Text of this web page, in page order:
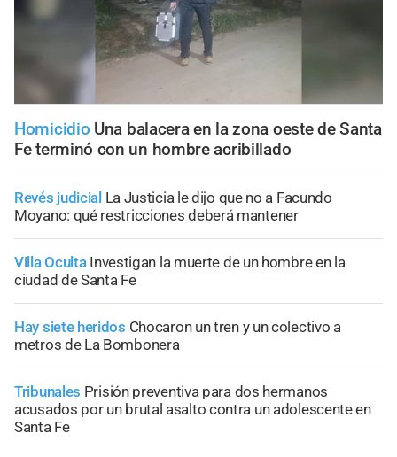
Homicidio Una balacera en la zona oeste de Santa
Fe terminó con un hombre acribillado
Revés judicial La Justicia le dijo que no a Facundo
Moyano: qué restricciones deberá mantener
Villa Oculta Investigan la muerte de un hombre en la
ciudad de Santa Fe
Hay siete heridos Chocaron un tren y un colectivo a
metros de La Bombonera
Tribunales Prisión preventiva para dos hermanos
acusados por un brutal asalto contra un adolescente en
Santa Fe